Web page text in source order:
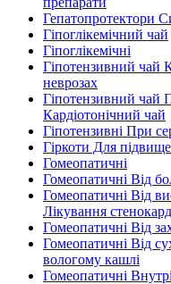
Гепатопротектори
Гіпоглікемічний чай
Гіпоглікемічні
Гіпотензивний чай
неврозах
Гіпотензивний чай
Кардіотонічний чай
Гіпотензивні При
Гіркоти Для
Гомеопатичні
Гомеопатичні Від
Гомеопатичні Від
Лікування
Гомеопатичні Від
Гомеопатичні Від
вологому кашлі
Гомеопатичні